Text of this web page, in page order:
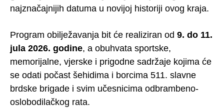
najznačajnijih datuma u novijoj historiji ovog kraja.
Program obilježavanja bit će realiziran od 9. do 11.
jula 2026. godine, a obuhvata sportske,
memorijalne, vjerske i prigodne sadržaje kojima će
se odati počast šehidima i borcima 511. slavne
brdske brigade i svim učesnicima odbrambeno-
oslobodilačkog rata.